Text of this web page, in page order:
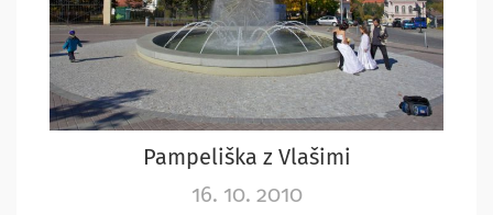
Pampeliška z Vlašimi
16. 10. 2010